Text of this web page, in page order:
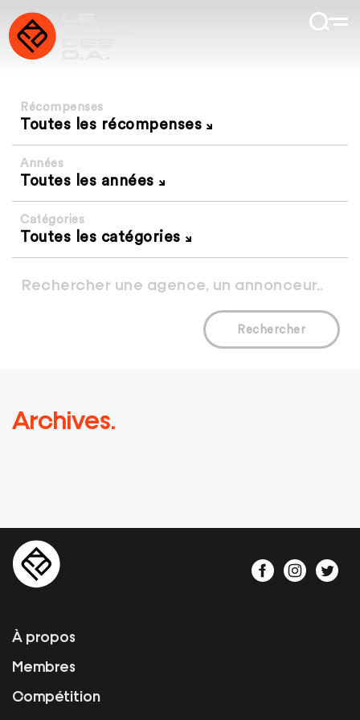
Récompenses
Toutes les récompenses
Années
Toutes les années
Catégories
Toutes les catégories
Rechercher
Archives.
À propos
Membres
Compétition